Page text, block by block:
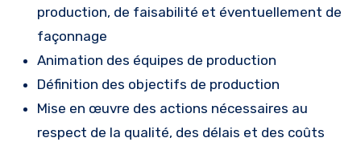
production, de faisabilité et éventuellement de
façonnage
Animation des équipes de production
Définition des objectifs de production
Mise en œuvre des actions nécessaires au
respect de la qualité, des délais et des coûts